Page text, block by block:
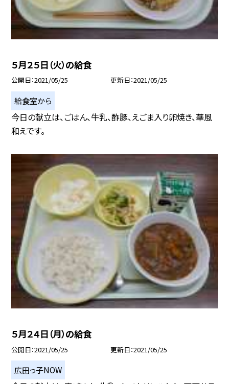
５月２５日（火）の給食
公開日 2021/05/25 更新日 2021/05/25
給食室から
今日の献立は、ごはん、牛乳、酢豚、えごま入り卵焼き、華風
和えです。
５月２４日（月）の給食
公開日 2021/05/25 更新日 2021/05/25
広田っ子NOW